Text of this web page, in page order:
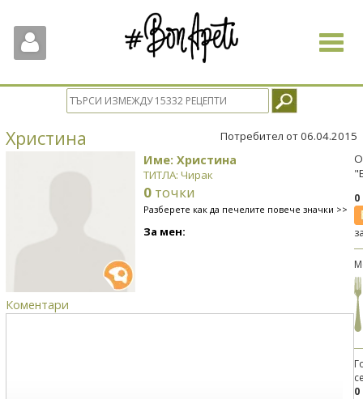
Toggle
Христина Потребител от 06.04.2015
Име: Христина
ТИТЛА: Чирак
0 точки
Разберете как да печелите повече значки >>
За мен:
Коментари
0